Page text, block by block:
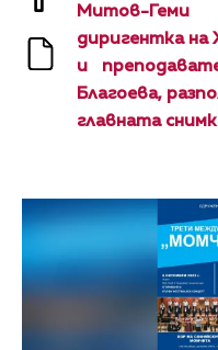
Митов-Геми
диригентка на
и
Благоева,
главната